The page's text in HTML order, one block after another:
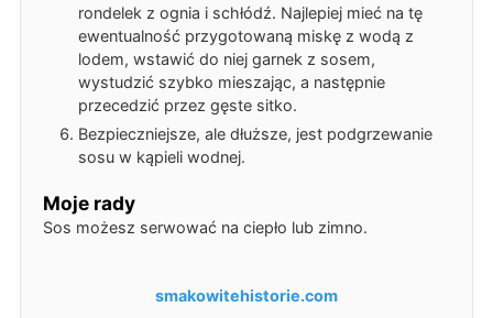
rondelek z ognia i schłódź. Najlepiej mieć na tę
ewentualność przygotowaną miskę z wodą z
lodem, wstawić do niej garnek z sosem,
wystudzić szybko mieszając, a następnie
przecedzić przez gęste sitko.
Bezpieczniejsze, ale dłuższe, jest podgrzewanie
sosu w kąpieli wodnej.
Moje rady
Sos możesz serwować na ciepło lub zimno.
smakowitehistorie.com